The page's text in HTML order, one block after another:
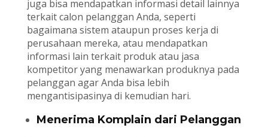
juga bisa mendapatkan informasi detail lainnya
terkait calon pelanggan Anda, seperti
bagaimana sistem ataupun proses kerja di
perusahaan mereka, atau mendapatkan
informasi lain terkait produk atau jasa
kompetitor yang menawarkan produknya pada
pelanggan agar Anda bisa lebih
mengantisipasinya di kemudian hari.
Menerima Komplain dari Pelanggan